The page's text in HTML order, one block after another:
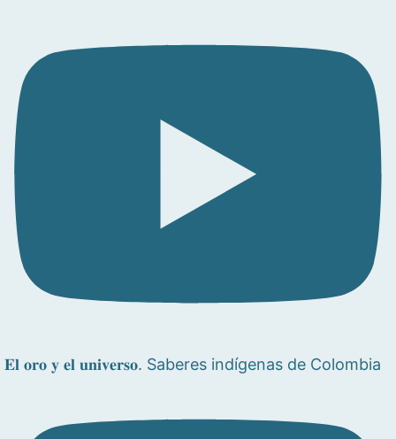
𝐄𝐥 𝐨𝐫𝐨 𝐲 𝐞𝐥 𝐮𝐧𝐢𝐯𝐞𝐫𝐬𝐨. Saberes indígenas de Colombia